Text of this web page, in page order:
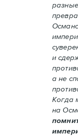
и
а не
Когда
на